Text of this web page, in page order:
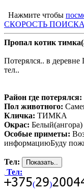
Нажмите чтобы
СКОРОСТЬ ПОИСКА
Пропал котик
Потерялся.. в
тел..
Район где потерялся:
Пол животного:
Кличка: ТИМКА
Окрас: Белый(ангора)
Особые приметы:
информациюБуду
Тел:
Тел:
(
)